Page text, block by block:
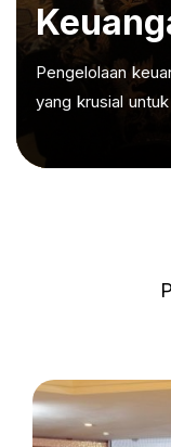
Pengelolaan
yang krusial